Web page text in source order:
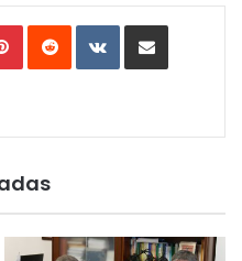
PinterestReddit VKontakteCompartir por correo